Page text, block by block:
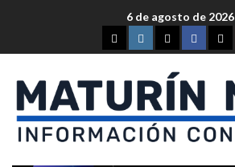
6 de agosto de 2026